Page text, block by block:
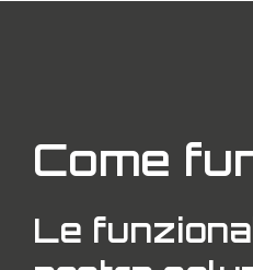
Come
Le